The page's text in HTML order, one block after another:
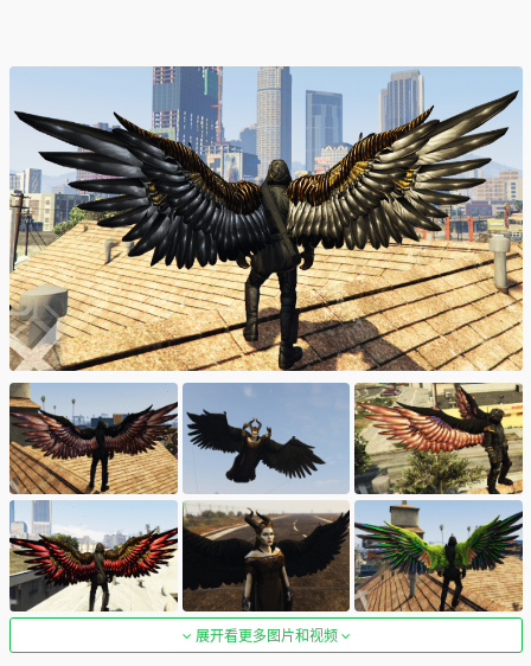
展开看更多图片和视频